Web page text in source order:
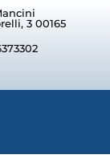
3 00165